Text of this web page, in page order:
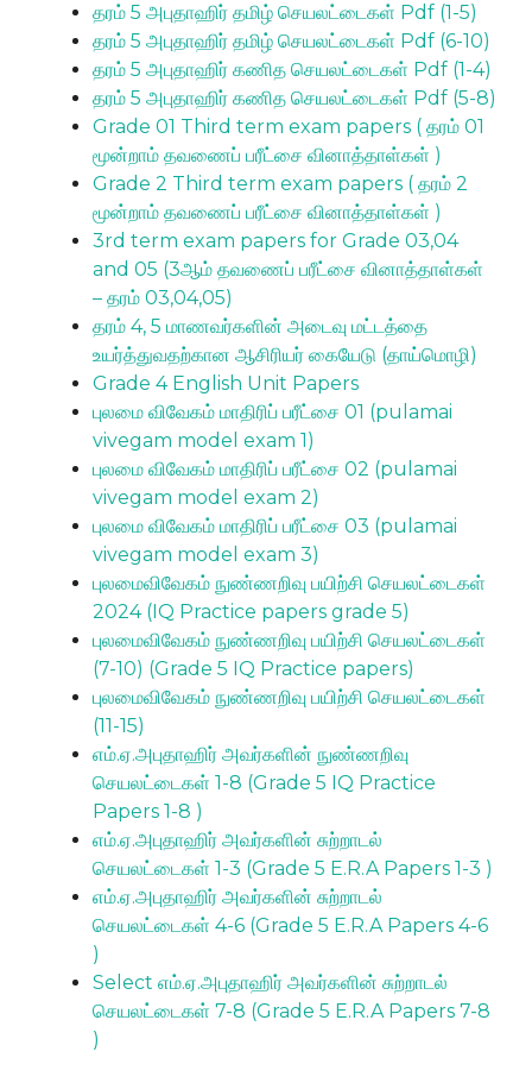
தரம் 5 அபுதாஹிர் தமிழ் செயலட்டைகள் Pdf (1-5)
தரம் 5 அபுதாஹிர் தமிழ் செயலட்டைகள் Pdf (6-10)
தரம் 5 அபுதாஹிர் கணித செயலட்டைகள் Pdf (1-4)
தரம் 5 அபுதாஹிர் கணித செயலட்டைகள் Pdf (5-8)
Grade 01 Third term exam papers ( தரம் 01
மூன்றாம் தவணைப் பரீட்சை வினாத்தாள்கள் )
Grade 2 Third term exam papers ( தரம் 2
மூன்றாம் தவணைப் பரீட்சை வினாத்தாள்கள் )
3rd term exam papers for Grade 03,04
and 05 (3ஆம் தவணைப் பரீட்சை வினாத்தாள்கள்
– தரம் 03,04,05)
தரம் 4, 5 மாணவர்களின் அடைவு மட்டத்தை
உயர்த்துவதற்கான ஆசிரியர் கையேடு (தாய்மொழி)
Grade 4 English Unit Papers
புலமை விவேகம் மாதிரிப் பரீட்சை 01 (pulamai
vivegam model exam 1)
புலமை விவேகம் மாதிரிப் பரீட்சை 02 (pulamai
vivegam model exam 2)
புலமை விவேகம் மாதிரிப் பரீட்சை 03 (pulamai
vivegam model exam 3)
புலமைவிவேகம் நுண்ணறிவு பயிற்சி செயலட்டைகள்
2024 (IQ Practice papers grade 5)
புலமைவிவேகம் நுண்ணறிவு பயிற்சி செயலட்டைகள்
(7-10) (Grade 5 IQ Practice papers)
புலமைவிவேகம் நுண்ணறிவு பயிற்சி செயலட்டைகள்
(11-15)
எம்.ஏ.அபுதாஹிர் அவர்களின் நுண்ணறிவு
செயலட்டைகள் 1-8 (Grade 5 IQ Practice
Papers 1-8 )
எம்.ஏ.அபுதாஹிர் அவர்களின் சுற்றாடல்
செயலட்டைகள் 1-3 (Grade 5 E.R.A Papers 1-3 )
எம்.ஏ.அபுதாஹிர் அவர்களின் சுற்றாடல்
செயலட்டைகள் 4-6 (Grade 5 E.R.A Papers 4-6
)
Select எம்.ஏ.அபுதாஹிர் அவர்களின் சுற்றாடல்
செயலட்டைகள் 7-8 (Grade 5 E.R.A Papers 7-8
)